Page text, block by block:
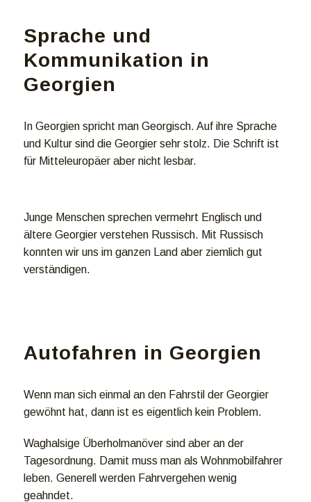
Sprache und
Kommunikation in
Georgien
In Georgien spricht man Georgisch. Auf ihre Sprache
und Kultur sind die Georgier sehr stolz. Die Schrift ist
für Mitteleuropäer aber nicht lesbar.
Junge Menschen sprechen vermehrt Englisch und
ältere Georgier verstehen Russisch. Mit Russisch
konnten wir uns im ganzen Land aber ziemlich gut
verständigen.
Autofahren in Georgien
Wenn man sich einmal an den Fahrstil der Georgier
gewöhnt hat, dann ist es eigentlich kein Problem.
Waghalsige Überholmanöver sind aber an der
Tagesordnung. Damit muss man als Wohnmobilfahrer
leben. Generell werden Fahrvergehen wenig
geahndet.